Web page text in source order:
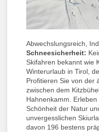
Abwechslungsreich,
Schneesicherheit:
Skifahren bekannt wie
Winterurlaub in Tirol,
Profitieren Sie von der
zwischen dem
Hahnenkamm.
Schönheit der Natur
unvergesslichen
davon 196 bestens